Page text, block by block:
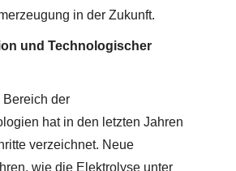
in der Zukunft.
und Technologischer
Bereich der
hat in den letzten Jahren
verzeichnet. Neue
wie die Elektrolyse unter